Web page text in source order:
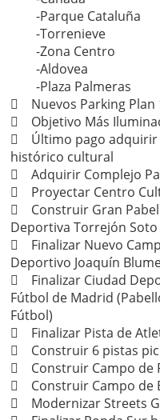
-Parque Cataluña
-Torrenieve
-Zona Centro
-Aldovea
-Plaza Palmeras
 Nuevos Parking Plan
 Objetivo Más
 Último pago adquirir
histórico cultural
 Adquirir Complejo
 Proyectar Centro
 Construir Gran
Deportiva Torrejón Soto
 Finalizar Nuevo
Deportivo Joaquín
 Finalizar Ciudad
Fútbol de Madrid
Fútbol)
 Finalizar Pista de
 Construir 6 pistas
 Construir Campo de
 Construir Campo de
 Modernizar Streets